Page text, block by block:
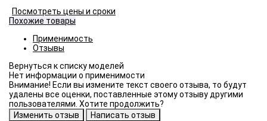
Посмотреть цены и сроки
Похожие товары
Применимость
Отзывы
Нет информации о применимости
Внимание! Если вы измените текст своего отзыва, то будут
удалены все оценки, поставленные этому отзыву другими
пользователями. Хотите продолжить?